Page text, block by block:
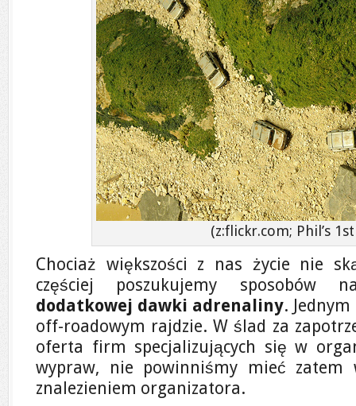
(z:flickr.com; Phil’s
Chociaż większości z nas życie nie
częściej poszukujemy sposobów
dodatkowej dawki adrenaliny.
off-roadowym rajdzie. W ślad za
oferta firm specjalizujących się w
wypraw, nie powinniśmy mieć zatem
znalezieniem organizatora.